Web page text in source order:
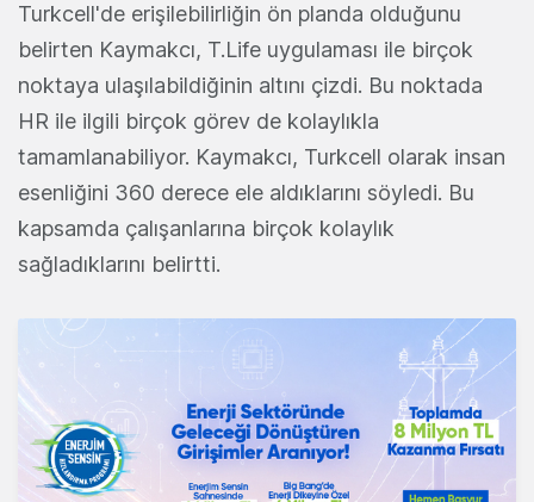
Turkcell'de erişilebilirliğin ön planda olduğunu
belirten Kaymakcı, T.Life uygulaması ile birçok
noktaya ulaşılabildiğinin altını çizdi. Bu noktada
HR ile ilgili birçok görev de kolaylıkla
tamamlanabiliyor. Kaymakcı, Turkcell olarak insan
esenliğini 360 derece ele aldıklarını söyledi. Bu
kapsamda çalışanlarına birçok kolaylık
sağladıklarını belirtti.